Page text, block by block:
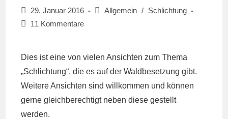
Beitrag
veröffentlicht:
29. Januar 2016
Beitrags-
Allgemein /
Schlichtung
Beitrags-
11 Kommentare
Dies ist eine von vielen Ansichten zum Thema
„Schlichtung“, die es auf der Waldbesetzung gibt.
Weitere Ansichten sind willkommen und können
gerne gleichberechtigt neben diese gestellt
werden.